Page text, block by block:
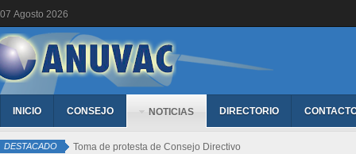
07 Agosto 2026
INICIO CONSEJO NOTICIAS DIRECTORIO
DESTACADO Toma de protesta de Consejo Directivo